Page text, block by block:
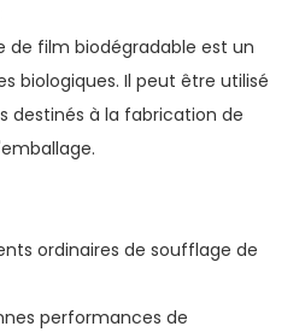
de film biodégradable est un
biologiques. Il peut être utilisé
destinés à la fabrication de
ordinaires de soufflage de
performances de